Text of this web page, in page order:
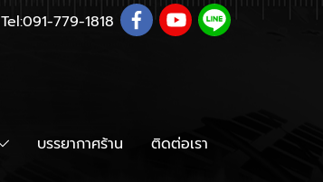
Tel:091-779-1818
บรรยากาศร้าน ติดต่อเรา